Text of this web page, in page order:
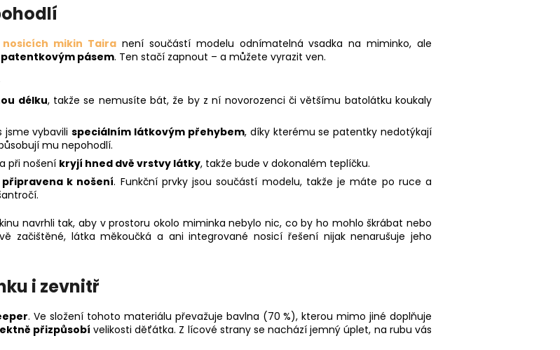
nosicích mikin Taira není součástí modelu odnímatelná vsadka na miminko, ale
patentkovým pásem. Ten stačí zapnout – a můžete vyrazit ven.
délku, takže se nemusíte bát, že by z ní novorozenci či většímu batolátku koukaly
jsme vybavilispeciálním látkovým přehybem, díky kterému se patentky nedotýkají
mu nepohodlí.
při nošení kryjí hned dvě vrstvy látky, takže bude v dokonalém teplíčku.
připravena k nošení. Funkční prvky jsou součástí modelu, takže je máte po ruce a
navrhli tak, aby v prostoru okolo miminka nebylo nic, co by ho mohlo škrábat nebo
začištěné, látka měkoučká a ani integrované nosicí řešení nijak nenarušuje jeho
i zevnitř
. Ve složení tohoto materiálu převažuje bavlna (70 %), kterou mimo jiné doplňuje
přizpůsobí velikosti děťátka. Z lícové strany se nachází jemný úplet, na rubu vás